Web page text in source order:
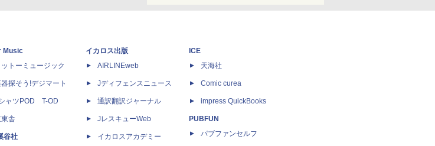
Music
ットーミュージック
探そう!デジマート
ャツPOD T-OD
舎
谷社
イカロス出版
AIRLINEweb
Jディフェンスニュース
通訳翻訳ジャーナル
JレスキューWeb
イカロスアカデミー
ICE
天海社
Comic curea
impress QuickBooks
PUBFUN
パブファンセルフ